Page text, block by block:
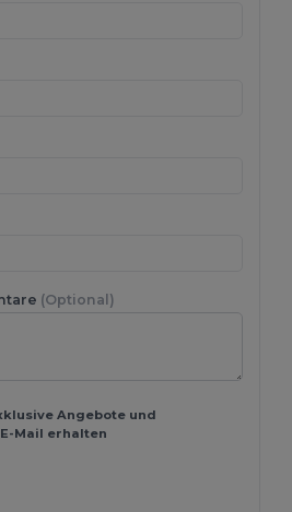
(Optional)
Angebote und
Mail erhalten